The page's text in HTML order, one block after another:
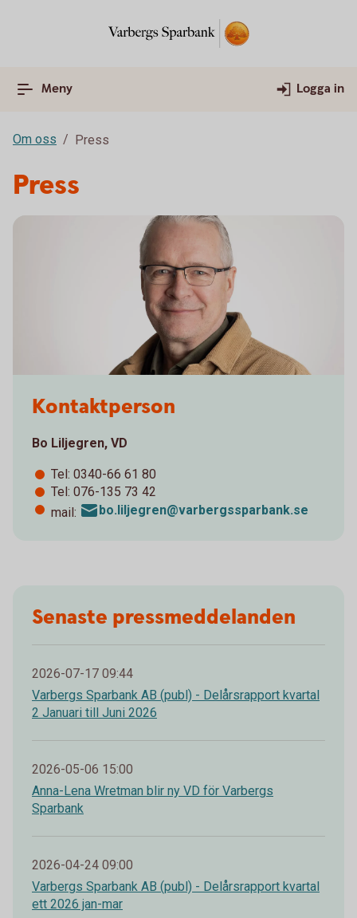
Meny Logga in
Om oss Press
Press
Kontaktperson
Bo Liljegren, VD
Tel: 0340-66 61 80
Tel: 076-135 73 42
mail:
bo.liljegren@varbergssparbank.se
Senaste pressmeddelanden
2026-07-17 09:44
Varbergs Sparbank AB (publ) - Delårsrapport kvartal
2 Januari till Juni 2026
2026-05-06 15:00
Anna-Lena Wretman blir ny VD för Varbergs
Sparbank
2026-04-24 09:00
Varbergs Sparbank AB (publ) - Delårsrapport kvartal
ett 2026 jan-mar